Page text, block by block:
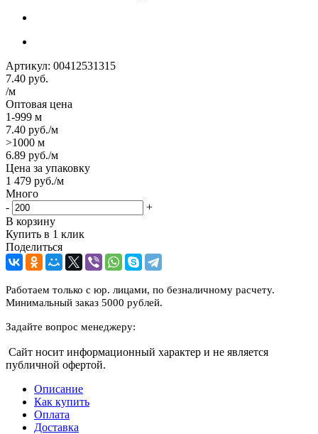
Артикул: 00412531315
7.40 руб.
/м
Оптовая цена
1-999 м
7.40 руб./м
>1000 м
6.89 руб./м
Цена за упаковку
1 479 руб./м
Много
-
+
В корзину
Купить в 1 клик
Поделиться
Работаем только с юр. лицами, по безналичному расчету.
Минимальный заказ 5000 рублей.
Задайте вопрос менеджеру:
Сайт носит информационный характер и не является
публичной офертой.
Описание
Как купить
Оплата
Доставка